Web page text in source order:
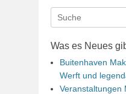
Suche
nach:
Was es Neues
Buitenhaven
Werft und
Veranstaltungen